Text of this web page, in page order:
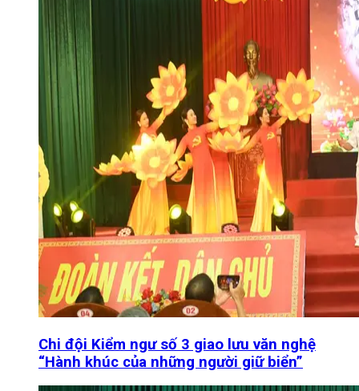
Chi đội Kiểm ngư số 3 giao lưu văn nghệ
“Hành khúc của những người giữ biển”